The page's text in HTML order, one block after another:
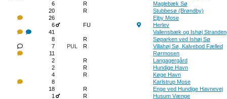
6
R
Maglebæk Sø
20
R
Stubbesø (Brøndby)
26
Ejby Mose
6
FU
Herlev
41
Vallensbæk og Ishøj
8
R
Søparken ved Ishøj Sø
7
PUL R
Villahøj Sø, Kalvebod Fælled
11
Rørmosen
2
R
Langagergård
2
R
Hundige Havn
4
R
Køge Havn
8
Karlstrup Mose
18
R
Enge ved Hundige Havnevej
1
R Husum Vænge